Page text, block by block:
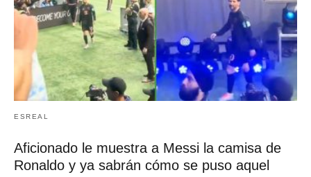
ESREAL
Aficionado le muestra a Messi la camisa de
Ronaldo y ya sabrán cómo se puso aquel